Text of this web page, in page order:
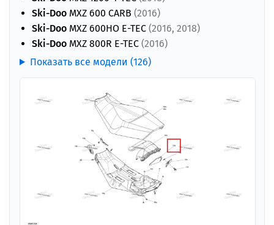
Ski-Doo MXZ 600 CARB (2016)
Ski-Doo MXZ 600HO E-TEC (2016, 2018)
Ski-Doo MXZ 800R E-TEC (2016)
Показать все модели (126)